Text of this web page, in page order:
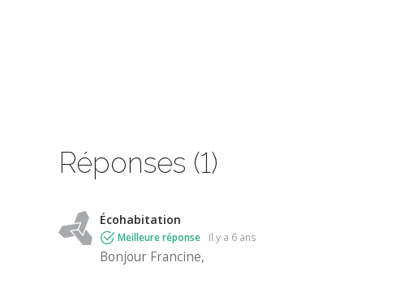
Réponses (1)
Écohabitation
Meilleure réponse il y a 6 ans
Bonjour Francine,